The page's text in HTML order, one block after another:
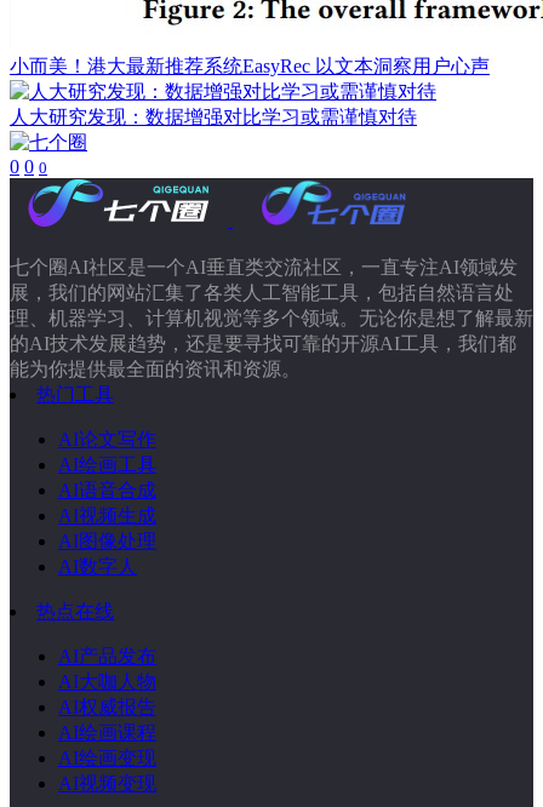
小而美！港大最新推荐系统EasyRec 以文本洞察用户心声
人大研究发现：数据增强对比学习或需谨慎对待
0 0 0
七个圈AI社区是一个AI垂直类交流社区，一直专注AI领域发
展，我们的网站汇集了各类人工智能工具，包括自然语言处
理、机器学习、计算机视觉等多个领域。无论你是想了解最新
的AI技术发展趋势，还是要寻找可靠的开源AI工具，我们都
能为你提供最全面的资讯和资源。
热门工具
AI论文写作
AI绘画工具
AI语音合成
AI视频生成
AI图像处理
AI数字人
热点在线
AI产品发布
AI大咖人物
AI权威报告
AI绘画课程
AI绘画变现
AI视频变现